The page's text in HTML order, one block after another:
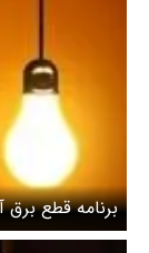
برنامه قطع برق